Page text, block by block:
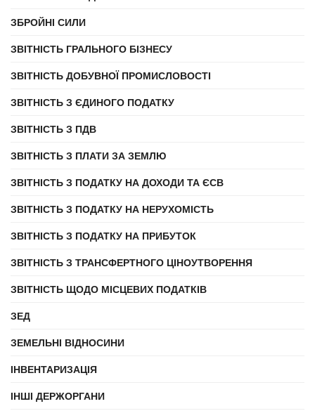
ЗБРОЙНІ СИЛИ
ЗВІТНІСТЬ ГРАЛЬНОГО БІЗНЕСУ
ЗВІТНІСТЬ ДОБУВНОЇ ПРОМИСЛОВОСТІ
ЗВІТНІСТЬ З ЄДИНОГО ПОДАТКУ
ЗВІТНІСТЬ З ПДВ
ЗВІТНІСТЬ З ПЛАТИ ЗА ЗЕМЛЮ
ЗВІТНІСТЬ З ПОДАТКУ НА ДОХОДИ ТА ЄСВ
ЗВІТНІСТЬ З ПОДАТКУ НА НЕРУХОМІСТЬ
ЗВІТНІСТЬ З ПОДАТКУ НА ПРИБУТОК
ЗВІТНІСТЬ З ТРАНСФЕРТНОГО ЦІНОУТВОРЕННЯ
ЗВІТНІСТЬ ЩОДО МІСЦЕВИХ ПОДАТКІВ
ЗЕД
ЗЕМЕЛЬНІ ВІДНОСИНИ
ІНВЕНТАРИЗАЦІЯ
ІНШІ ДЕРЖОРГАНИ